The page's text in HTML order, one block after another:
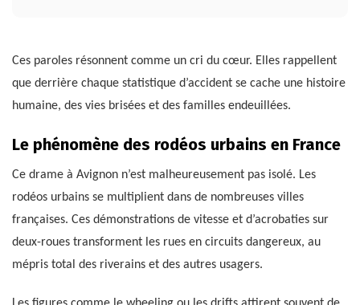
Ces paroles résonnent comme un cri du cœur. Elles rappellent
que derrière chaque statistique d’accident se cache une histoire
humaine, des vies brisées et des familles endeuillées.
Le phénomène des rodéos urbains en France
Ce drame à Avignon n’est malheureusement pas isolé. Les
rodéos urbains se multiplient dans de nombreuses villes
françaises. Ces démonstrations de vitesse et d’acrobaties sur
deux-roues transforment les rues en circuits dangereux, au
mépris total des riverains et des autres usagers.